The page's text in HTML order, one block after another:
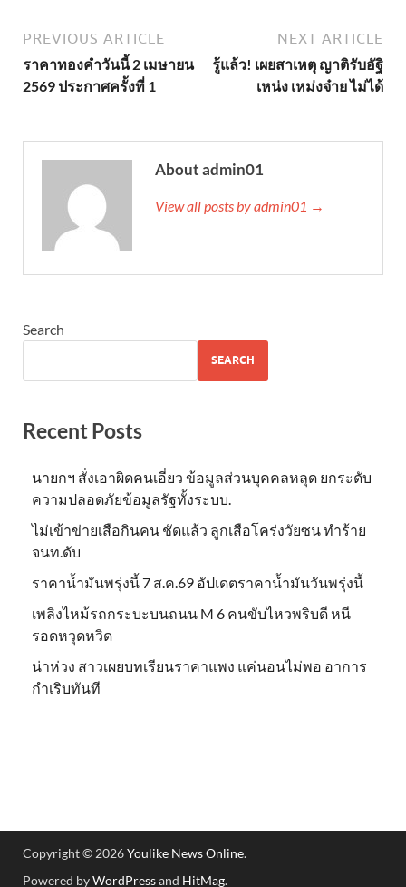
PREVIOUS ARTICLE
ราคาทองคำวันนี้ 2 เมษายน
2569 ประกาศครั้งที่ 1
NEXT ARTICLE
รู้แล้ว! เผยสาเหตุ ญาติรับอัฐิ
เหน่ง เหม่งจ๋าย ไม่ได้
About admin01
View all posts by admin01 →
Search
SEARCH
Recent Posts
นายกฯ สั่งเอาผิดคนเอี่ยว ข้อมูลส่วนบุคคลหลุด ยกระดับ
ความปลอดภัยข้อมูลรัฐทั้งระบบ.
ไม่เข้าข่าย​เสือกินคน ชัดแล้ว ลูกเสือโคร่งวัยซน ทำร้าย
จนท.ดับ
ราคาน้ำมันพรุ่งนี้ 7 ส.ค.69 อัปเดตราคาน้ำมันวันพรุ่งนี้
เพลิงไหม้รถกระบะบนถนน M 6 คนขับไหวพริบดี หนี
รอดหวุดหวิด
น่าห่วง สาวเผยบทเรียนราคาแพง แค่นอนไม่พอ อาการ
กำเริบทันที
Copyright © 2026Youlike News Online.
Powered byWordPressand HitMag.